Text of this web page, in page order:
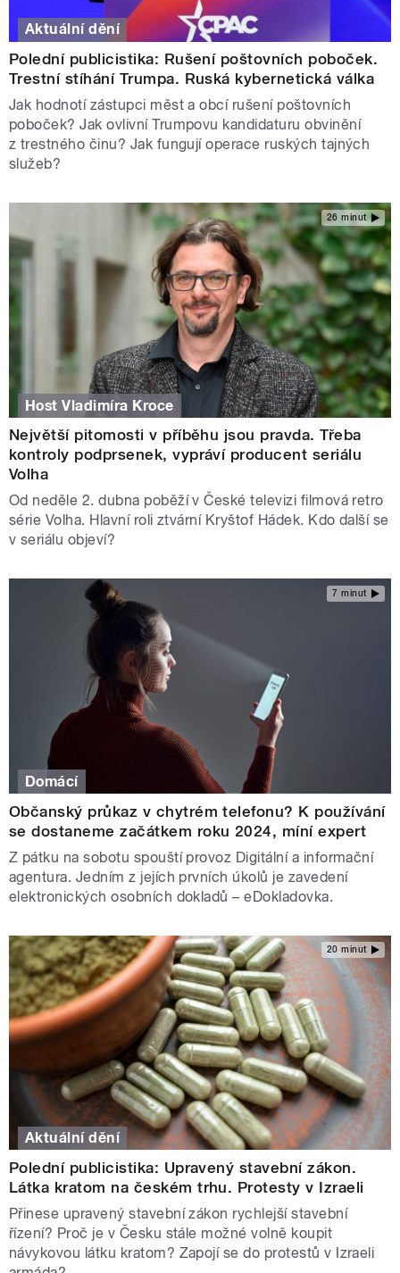
Aktuální dění
Polední publicistika: Rušení poštovních poboček.
Trestní stíhání Trumpa. Ruská kybernetická válka
Jak hodnotí zástupci měst a obcí rušení poštovních
poboček? Jak ovlivní Trumpovu kandidaturu obvinění
z trestného činu? Jak fungují operace ruských tajných
služeb?
26 minut
Host Vladimíra Kroce
Největší pitomosti v příběhu jsou pravda. Třeba
kontroly podprsenek, vypráví producent seriálu
Volha
Od neděle 2. dubna poběží v České televizi filmová retro
série Volha. Hlavní roli ztvární Kryštof Hádek. Kdo další se
v seriálu objeví?
7 minut
Domácí
Občanský průkaz v chytrém telefonu? K používání
se dostaneme začátkem roku 2024, míní expert
Z pátku na sobotu spouští provoz Digitální a informační
agentura. Jedním z jejích prvních úkolů je zavedení
elektronických osobních dokladů – eDokladovka.
20 minut
Aktuální dění
Polední publicistika: Upravený stavební zákon.
Látka kratom na českém trhu. Protesty v Izraeli
Přinese upravený stavební zákon rychlejší stavební
řízení? Proč je v Česku stále možné volně koupit
návykovou látku kratom? Zapojí se do protestů v Izraeli